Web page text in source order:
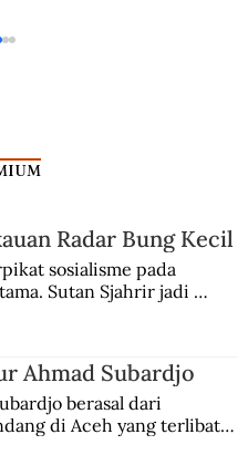
Tomo di Kaki
Radar Bung Kecil
sosialisme pada
Sutan Sjahrir jadi
Ahmad Subardjo
berasal dari
di Aceh yang terlibat